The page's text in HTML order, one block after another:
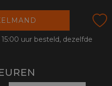
uur besteld, dezelfde